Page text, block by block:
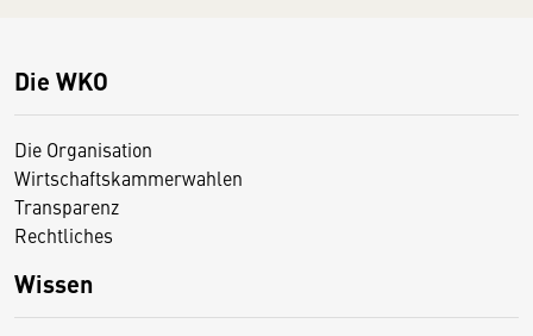
Die WKO
Die Organisation
Wirtschaftskammerwahlen
Transparenz
Rechtliches
Wissen